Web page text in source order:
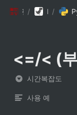
팔만코딩경
/ Library DB
/
<=/< (
시간복잡도
사용 예